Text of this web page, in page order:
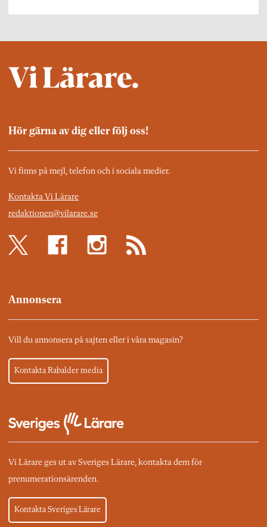
Hör gärna av dig eller följ oss!
Vi finns på mejl, telefon och i sociala medier.
Kontakta Vi Lärare
redaktionen@vilarare.se
Annonsera
Vill du annonsera på sajten eller i våra magasin?
Kontakta Rabalder media
Vi Lärare ges ut av Sveriges Lärare, kontakta dem för
prenumerationsärenden.
Kontakta Sveriges Lärare